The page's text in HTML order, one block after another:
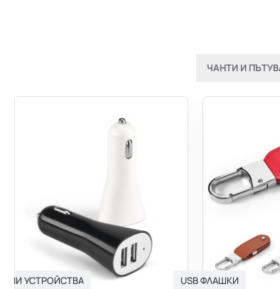
ЧАНТИ И
УСТРОЙСТВА USB ФЛАШКИ